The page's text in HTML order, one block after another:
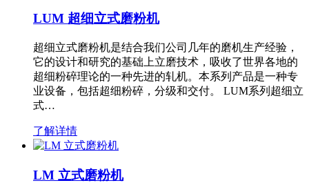
LUM 超细立式磨粉机
超细立式磨粉机是结合我们公司几年的磨机生产经验，
它的设计和研究的基础上立磨技术，吸收了世界各地的
超细粉碎理论的一种先进的轧机。本系列产品是一种专
业设备，包括超细粉碎，分级和交付。 LUM系列超细立
式…
了解详情
LM 立式磨粉机